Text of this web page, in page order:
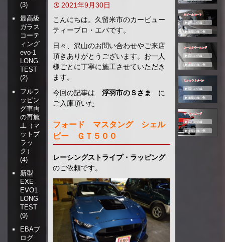
2021年9月30日
こんにちは。久留米市のカービュー
ティープロ・エバです。
日々、沢山のお問い合わせやご来店
頂きありがとうございます。お一人
様ごとに丁寧に施工させていただき
ます。
今回の記事は浮羽市のＳさま
に
ご入庫頂いた
フォード マスタング シェル
ビー ＧＴ５００
レーシングストライプ・ラッピング
のご依頼です。
(3)
最高級
ガラス
コーテ
ィング
evo-1
LONG
TEST
(2)
フルラ
ッピン
グ車両
の再施
工（マ
ットブ
ラッ
ク）
(4)
新型
EXE
EVO1
LONG
TEST
(9)
EBAブ
ログ